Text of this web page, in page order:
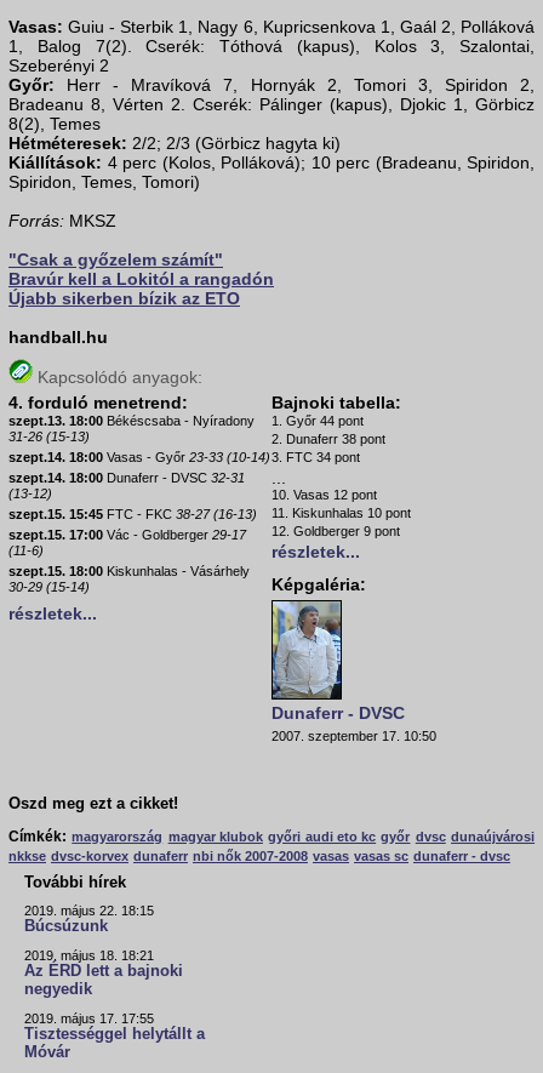
Vasas: Guiu - Sterbik 1, Nagy 6, Kupricsenkova 1, Gaál 2, Polláková
1, Balog 7(2). Cserék: Tóthová (kapus), Kolos 3, Szalontai,
Szeberényi 2
Győr: Herr - Mravíková 7, Hornyák 2, Tomori 3, Spiridon 2,
Bradeanu 8, Vérten 2. Cserék: Pálinger (kapus), Djokic 1, Görbicz
8(2), Temes
Hétméteresek: 2/2; 2/3 (Görbicz hagyta ki)
Kiállítások: 4 perc (Kolos, Polláková); 10 perc (Bradeanu, Spiridon,
Spiridon, Temes, Tomori)
Forrás: MKSZ
"Csak a győzelem számít"
Bravúr kell a Lokitól a rangadón
Újabb sikerben bízik az ETO
handball.hu
Kapcsolódó anyagok:
4. forduló menetrend:
szept.13. 18:00 Békéscsaba - Nyíradony
31-26 (15-13)
szept.14. 18:00 Vasas - Győr 23-33 (10-14)
szept.14. 18:00 Dunaferr - DVSC 32-31
(13-12)
szept.15. 15:45 FTC - FKC 38-27 (16-13)
szept.15. 17:00 Vác - Goldberger 29-17
(11-6)
szept.15. 18:00 Kiskunhalas - Vásárhely
30-29 (15-14)
részletek...
Bajnoki tabella:
1. Győr 44 pont
2. Dunaferr 38 pont
3. FTC 34 pont
10. Vasas 12 pont
11. Kiskunhalas 10 pont
12. Goldberger 9 pont
részletek...
Képgaléria:
Dunaferr - DVSC
2007. szeptember 17. 10:50
Oszd meg ezt a cikket!
Címkék: magyarország magyar klubok győri audi eto kc győr dvsc dunaújvárosi
nkkse dvsc-korvex dunaferr nbi nők 2007-2008 vasas vasas sc dunaferr - dvsc
További hírek
2019. május 22. 18:15
Búcsúzunk
2019. május 18. 18:21
Az ÉRD lett a bajnoki
negyedik
2019. május 17. 17:55
Tisztességgel helytállt a
Móvár